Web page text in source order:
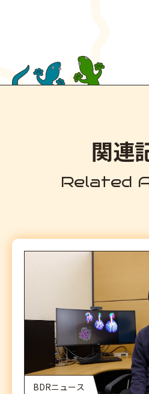
関連
Related
BDRニュース